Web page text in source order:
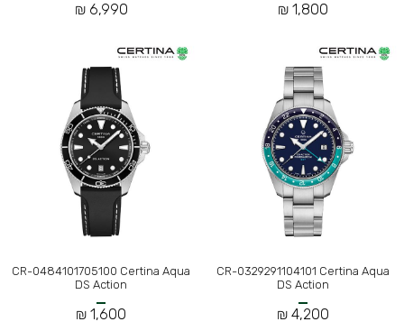
1,800 ₪
6,990 ₪
CR-0329291104101 Certina Aqua
DS Action
4,200 ₪
CR-0484101705100 Certina Aqua
DS Action
1,600 ₪